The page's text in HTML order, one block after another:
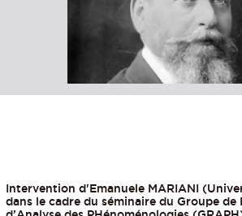
Intervention d'Emanuele MARIANI
dans le cadre du séminaire du Groupe de